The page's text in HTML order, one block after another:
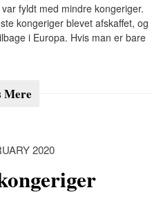
fyldt med mindre kongeriger.
kongeriger blevet afskaffet, og
i Europa. Hvis man er bare
Mere
2020